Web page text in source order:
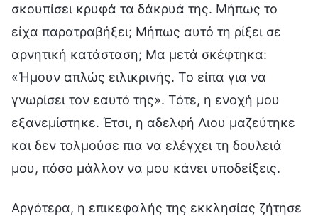
σκουπίσει κρυφά τα δάκρυά της. Μήπως το
είχα παρατραβήξει; Μήπως αυτό τη ρίξει σε
αρνητική κατάσταση; Μα μετά σκέφτηκα:
«Ήμουν απλώς ειλικρινής. Το είπα για να
γνωρίσει τον εαυτό της». Τότε, η ενοχή μου
εξανεμίστηκε. Έτσι, η αδελφή Λιου μαζεύτηκε
και δεν τολμούσε πια να ελέγχει τη δουλειά
μου, πόσο μάλλον να μου κάνει υποδείξεις.
Αργότερα, η επικεφαλής της εκκλησίας ζήτησε